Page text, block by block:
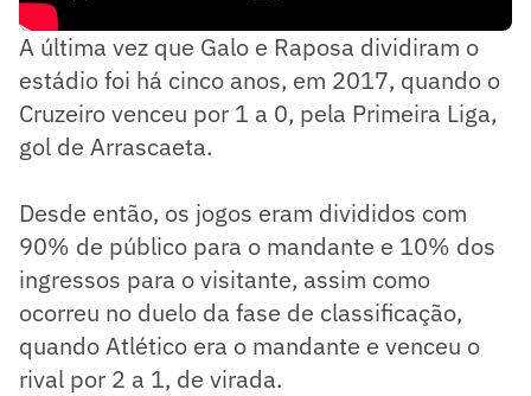
A última vez que Galo e Raposa dividiram o
estádio foi há cinco anos, em 2017, quando o
Cruzeiro venceu por 1 a 0, pela Primeira Liga,
gol de Arrascaeta.
Desde então, os jogos eram divididos com
90% de público para o mandante e 10% dos
ingressos para o visitante, assim como
ocorreu no duelo da fase de classificação,
quando Atlético era o mandante e venceu o
rival por 2 a 1, de virada.